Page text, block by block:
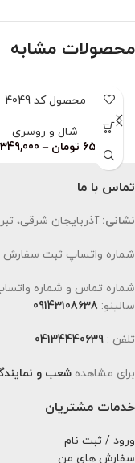
محصولات مشابه
محصول کد 4049
شال و روسری
659,000 تومان –
349,000
تماس با ما
نشانی: آذربایجان شرقی،
شماره واتساپ ثبت سفارش
شماره تماس و شماره
سالینو: 09143108638
تلفن : 04134440639
برای مشاهده شعب و
خدمات مشتریان
ورود / ثبت نام
سفارش های من